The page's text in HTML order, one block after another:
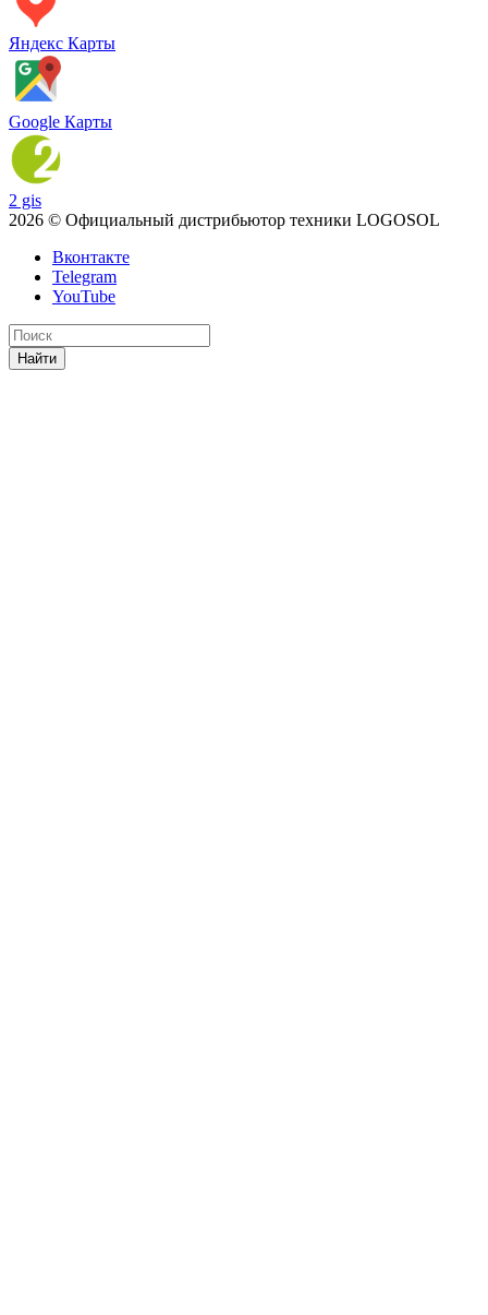
Яндекс Карты
Google Карты
2 gis
2026 © Официальный дистрибьютор техники LOGOSOL
Вконтакте
Telegram
YouTube
Найти